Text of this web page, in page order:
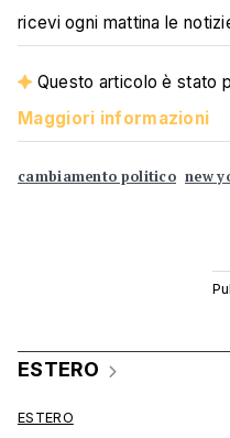
ricevi ogni mattina le
Questo articolo è stato
Maggiori informazioni
cambiamento politico new
ESTERO
ESTERO